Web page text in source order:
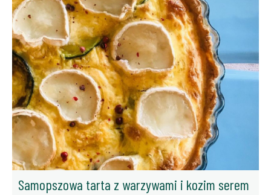
Samopszowa tarta z warzywami i kozim serem